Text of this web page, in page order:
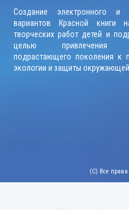
Создание электронного и
вариантов Красной книги
творческих работ детей и
целью привлечения
подрастающего поколения к
экологии и защиты
(C) Все